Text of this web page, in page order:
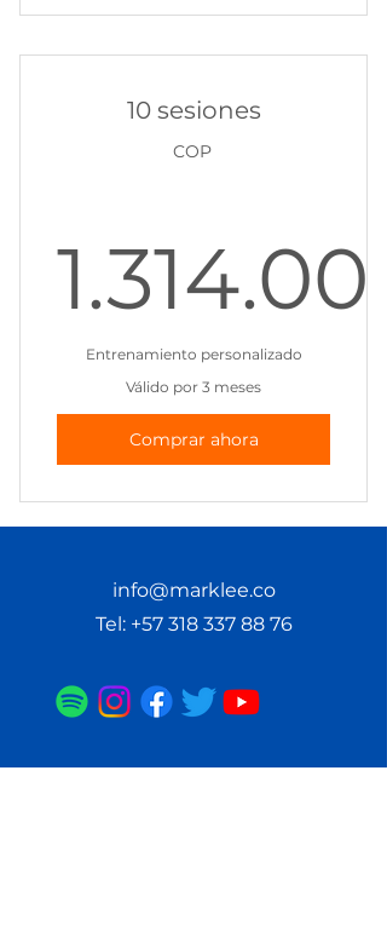
acuerdo a las necesidades
10 sesiones
COP
1.314.000
Entrenamiento personalizado
Válido por 3 meses
Comprar ahora
info@marklee.co
Tel: +57 318 337 88 76